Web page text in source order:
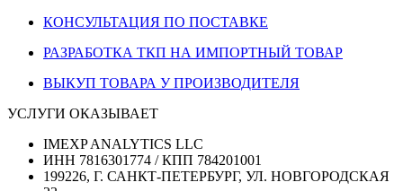
КОНСУЛЬТАЦИЯ ПО ПОСТАВКЕ
РАЗРАБОТКА ТКП НА ИМПОРТНЫЙ ТОВАР
ВЫКУП ТОВАРА У ПРОИЗВОДИТЕЛЯ
УСЛУГИ ОКАЗЫВАЕТ
IMEXP ANALYTICS LLC
ИНН 7816301774 / КПП 784201001
199226, Г. САНКТ-ПЕТЕРБУРГ, УЛ. НОВГОРОДСКАЯ